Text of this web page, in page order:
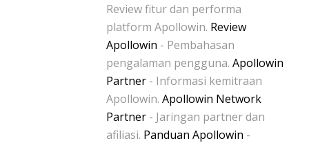
Review fitur dan performa
platform Apollowin. Review
Apollowin - Pembahasan
pengalaman pengguna. Apollowin
Partner - Informasi kemitraan
Apollowin. Apollowin Network
Partner - Jaringan partner dan
afiliasi. Panduan Apollowin -